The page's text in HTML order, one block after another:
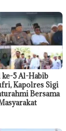
5 Al-Habib
Kapolres Sigi
Bersama